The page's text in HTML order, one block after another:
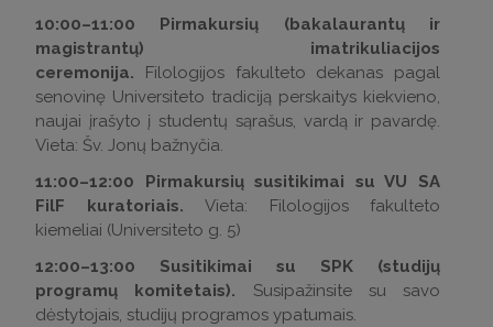
10:00–11:00 Pirmakursių (bakalaurantų ir
magistrantų) imatrikuliacijos
ceremonija. Filologijos fakulteto dekanas pagal
senovinę Universiteto tradiciją perskaitys kiekvieno,
naujai įrašyto į studentų sąrašus, vardą ir pavardę.
Vieta: Šv. Jonų bažnyčia.
11:00–12:00 Pirmakursių susitikimai su VU SA
FilF kuratoriais. Vieta: Filologijos fakulteto
kiemeliai (Universiteto g. 5)
12:00–13:00 Susitikimai su SPK (studijų
programų komitetais). Susipažinsite su savo
dėstytojais, studijų programos ypatumais.